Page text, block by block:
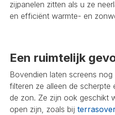
zijpanelen zitten als u ze
en efficiënt warmte- en
Een ruimtelijk
Bovendien laten screens
filteren ze alleen de scherpte
de zon. Ze zijn ook geschikt
open zijn, zoals bij